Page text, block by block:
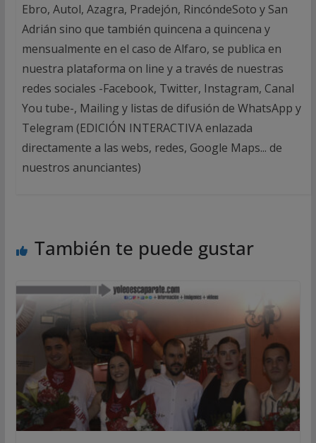
Ebro, Autol, Azagra, Pradejón, RincóndeSoto y San
Adrián sino que también quincena a quincena y
mensualmente en el caso de Alfaro, se publica en
nuestra plataforma on line y a través de nuestras
redes sociales -Facebook, Twitter, Instagram, Canal
You tube-, Mailing y listas de difusión de WhatsApp y
Telegram (EDICIÓN INTERACTIVA enlazada
directamente a las webs, redes, Google Maps... de
nuestros anunciantes)
También te puede gustar